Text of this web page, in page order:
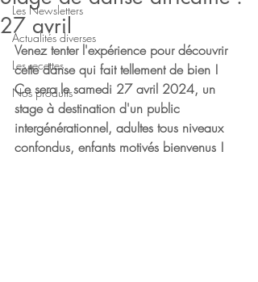
Les Newsletters
Actualités diverses
Les recettes
Nos produits
27 avril
Venez tenter l'expérience pour découvrir
cette danse qui fait tellement de bien !
Ce sera le samedi 27 avril 2024, un
stage à destination d'un public
intergénérationnel, adultes tous niveaux
confondus, enfants motivés bienvenus !